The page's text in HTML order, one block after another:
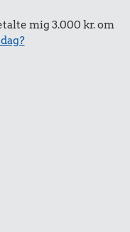
Oldmoney. Priser i
fra
mig 3.000 kr. om